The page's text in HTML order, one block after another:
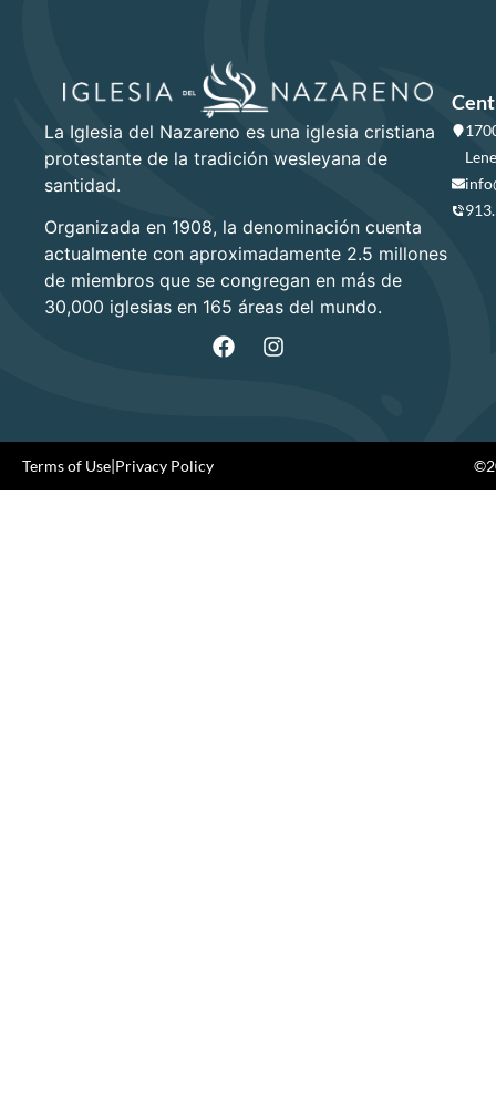
La Iglesia del Nazareno es una iglesia cristiana
protestante de la tradición wesleyana de
santidad.
Organizada en 1908, la denominación cuenta
actualmente con aproximadamente 2.5 millones
de miembros que se congregan en más de
30,000 iglesias en 165 áreas del mundo.
Terms of Use|Privacy Policy